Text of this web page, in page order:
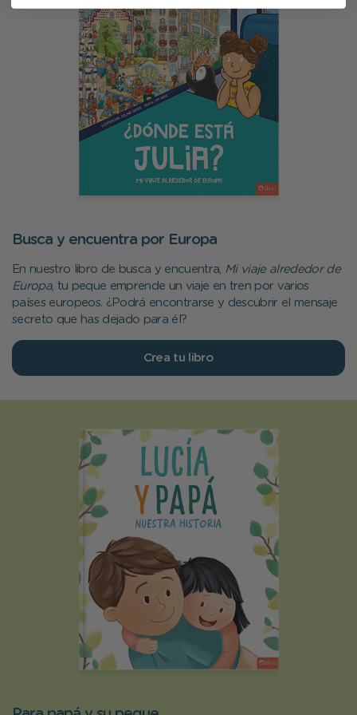
Busca y encuentra por Europa
En nuestro libro de busca y encuentra, Mi viaje alrededor de
Europa, tu peque emprende un viaje en tren por varios
países europeos. ¿Podrá encontrarse y descubrir el mensaje
secreto que has dejado para él?
Crea tu libro